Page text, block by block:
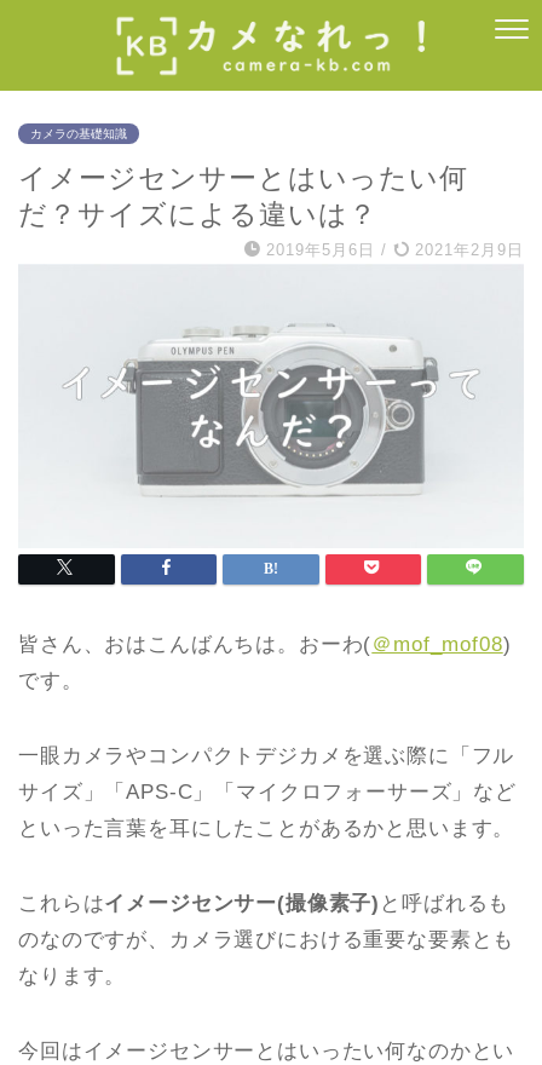
カメラの基礎知識
イメージセンサーとはいったい何
だ？サイズによる違いは？
2019年5月6日 / 2021年2月9日
皆さん、おはこんばんちは。おーわ(＠mof_mof08)
です。
一眼カメラやコンパクトデジカメを選ぶ際に「フル
サイズ」「APS-C」「マイクロフォーサーズ」など
といった言葉を耳にしたことがあるかと思います。
これらはイメージセンサー(撮像素子) と呼ばれるも
のなのですが、カメラ選びにおける重要な要素とも
なります。
今回はイメージセンサーとはいったい何なのかとい